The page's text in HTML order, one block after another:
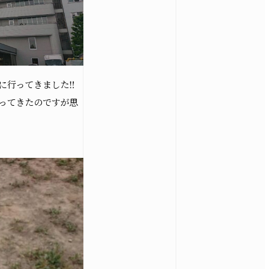
行ってきました‼
てきたのですが思